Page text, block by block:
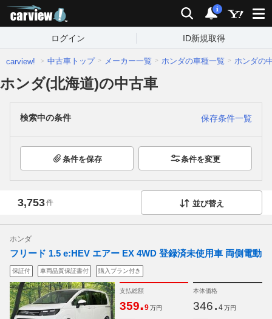
検索 通知
i
ログイン ID新規取得
carview! 中古車トップ メーカー一覧 ホンダの車種一覧 ホンダの
ホンダ(北海道)の中古車
検索中の条件 保存条件一覧
条件を保存 条件を変更
3,753件 並び替え
ホンダ
フリード 1.5 e:HEV エアー EX 4WD 登録済未使用車 両側電動
保証付 車両品質保証書付 購入プラン付き
支払総額
359.9 万円
本体価格
346. 4 万円